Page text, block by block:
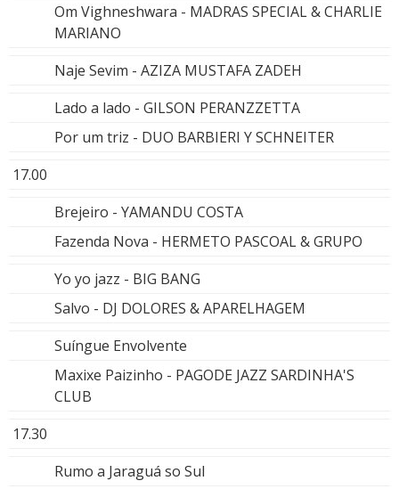
Om Vighneshwara - MADRAS SPECIAL & CHARLIE
MARIANO
Naje Sevim - AZIZA MUSTAFA ZADEH
Lado a lado - GILSON PERANZZETTA
Por um triz - DUO BARBIERI Y SCHNEITER
17.00
Brejeiro - YAMANDU COSTA
Fazenda Nova - HERMETO PASCOAL & GRUPO
Yo yo jazz - BIG BANG
Salvo - DJ DOLORES & APARELHAGEM
Suíngue Envolvente
Maxixe Paizinho - PAGODE JAZZ SARDINHA'S
CLUB
17.30
Rumo a Jaraguá so Sul